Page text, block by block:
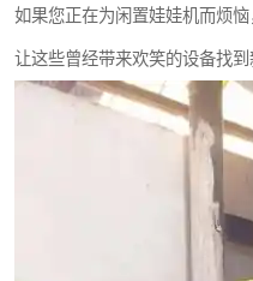
如果您正在为闲置娃娃机而烦恼
让这些曾经带来欢笑的设备找